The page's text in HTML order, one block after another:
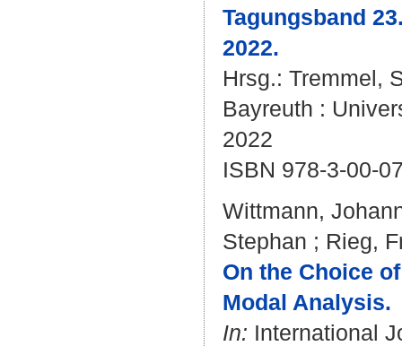
Tagungsband
2022.
Hrsg.: Tremmel,
Bayreuth :
2022
ISBN 978-3-00-
Wittmann,
Stephan ; Rieg,
On the Choice
Modal Analysis.
In: International